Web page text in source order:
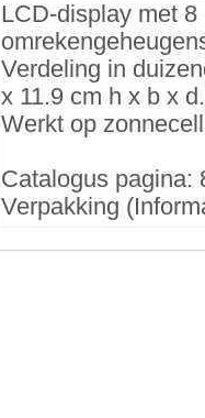
LCD-display met
Verdeling in
x 11.9 cm h x b x
Werkt op
Catalogus pagina:
Verpakking